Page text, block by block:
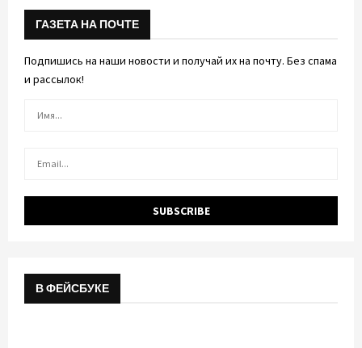
ГАЗЕТА НА ПОЧТЕ
Подпишись на наши новости и получай их на почту. Без спама
и рассылок!
В ФЕЙСБУКЕ